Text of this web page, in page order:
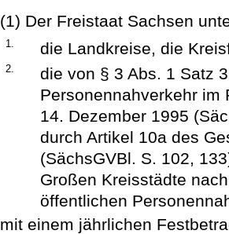
(1) Der Freistaat Sachsen
1. die Landkreise, die
2.
die von § 3 Abs. 1 Satz
Personennahverkehr im
14. Dezember 1995
durch Artikel 10a des
(SächsGVBl. S. 102,
Großen Kreisstädte
öffentlichen
mit einem jährlichen